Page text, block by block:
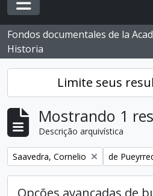
Toggle navigation
Fondos documentales de la
Historia
Limite seus
Mostrando 1
Descrição arquivística
Remover filtro:
Saavedra, Cornelio Remover
de
Opções avançadas de